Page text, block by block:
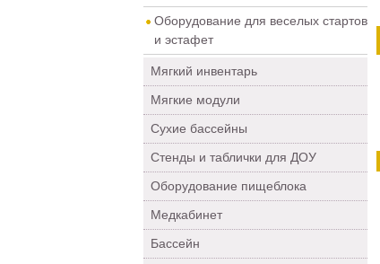
Оборудование для веселых стартов
и эстафет
Мягкий инвентарь
Мягкие модули
Сухие бассейны
Стенды и таблички для ДОУ
Оборудование пищеблока
Медкабинет
Бассейн